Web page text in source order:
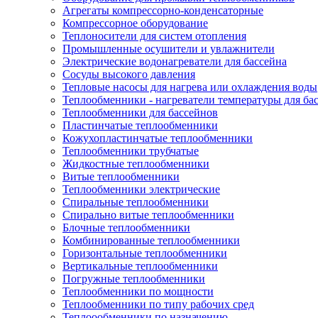
Агрегаты компрессорно-конденсаторные
Компрессорное оборудование
Теплоносители для систем отопления
Промышленные осушители и увлажнители
Электрические водонагреватели для бассейна
Сосуды высокого давления
Тепловые насосы для нагрева или охлаждения воды
Теплообменники - нагреватели температуры для
Теплообменники для бассейнов
Пластинчатые теплообменники
Кожухопластинчатые теплообменники
Теплообменники трубчатые
Жидкостные теплообменники
Витые теплообменники
Теплообменники электрические
Спиральные теплообменники
Спирально витые теплообменники
Блочные теплообменники
Комбинированные теплообменники
Горизонтальные теплообменники
Вертикальные теплообменники
Погружные теплообменники
Теплообменники по мощности
Теплообменники по типу рабочих сред